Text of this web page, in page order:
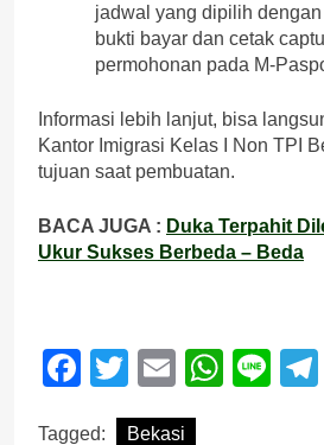
jadwal yang dipilih
bukti bayar dan cetak
permohonan pada M-
Informasi lebih lanjut, bisa
Kantor Imigrasi Kelas I Non TPI
tujuan saat pembuatan.
BACA JUGA : Duka Terpahit
Ukur Sukses Berbeda – Beda
Facebook
Twitter
Email
Tagged: Bekasi